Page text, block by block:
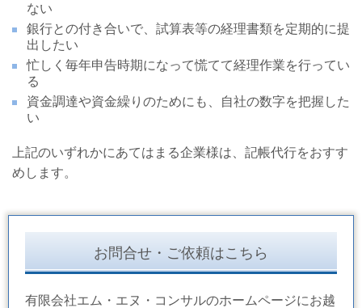
ない
銀行との付き合いで、試算表等の経理書類を定期的に提
出したい
忙しく毎年申告時期になって慌てて経理作業を行ってい
る
資金調達や資金繰りのためにも、自社の数字を把握した
い
上記のいずれかにあてはまる企業様は、記帳代行をおすす
めします。
お問合せ・ご依頼はこちら
有限会社エム・エヌ・コンサルのホームページにお越